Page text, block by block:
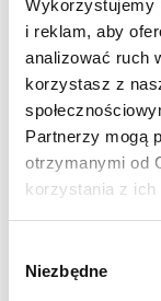
Wykorzystujemy
i reklam, aby
analizować ruch
korzystasz z
Partnerzy mogą
otrzymanymi od
korzystania z ich
zgody
Niezbędne
Inhalatory
Instrumenty
Artykuły
Termometry
Zobacz wszystko
Meble medyczne
Pielęgnacja mebli